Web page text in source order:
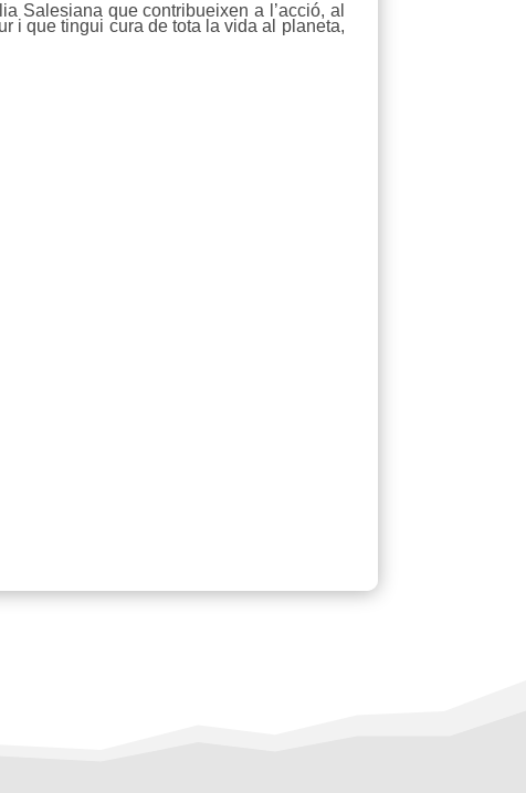
Salesiana que contribueixen a l’acció, al
i que tingui cura de tota la vida al planeta,